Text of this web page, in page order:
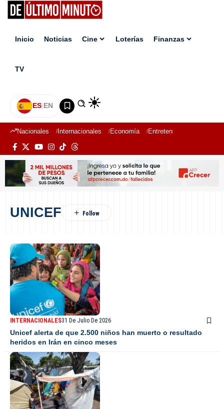
Inicio Noticias Cine Loterías Finanzas
TV
ES|EN
Nacionales Internacionales Economía Entretenimiento
UNICEF
INTERNACIONALES31 De Julio De 2026
Unicef alerta de que 2.500 niños han muerto o resultado
heridos en Irán en cinco meses